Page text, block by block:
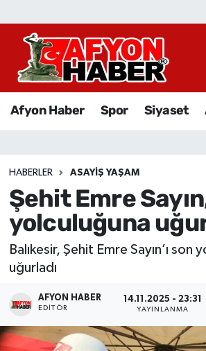
Afyon Haber Spor Siyaset
HABERLER ASAYIŞ YAŞAM
Şehit Emre
yolculuğuna
Balıkesir, Şehit Emre Sayın’ı son
uğurladı
AFYON HABER
EDITÖR
14.11.2025 - 23:31
YAYINLANMA
Afyon Haber
Sağlık
Eğitim
Sivil Toplum
Ekonomi
Magazin